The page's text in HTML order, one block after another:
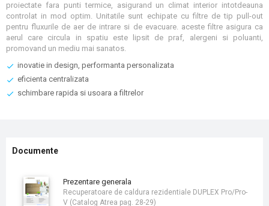
proiectate fara punti termice, asigurand un climat interior intotdeauna
controlat in mod optim. Unitatile sunt echipate cu filtre de tip pull-out
pentru fluxurile de aer de intrare si de evacuare. aceste filtre asigura ca
aerul care circula in spatiu este lipsit de praf, alergeni si poluanti,
promovand un mediu mai sanatos.
inovatie in design, performanta personalizata
eficienta centralizata
schimbare rapida si usoara a filtrelor
Documente
prezentare generala
Recuperatoare de caldura rezidentiale DUPLEX Pro/Pro-
V (Catalog Atrea pag. 28-29)